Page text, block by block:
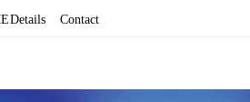
Details Contact